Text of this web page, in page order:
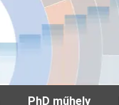
PhD műhely